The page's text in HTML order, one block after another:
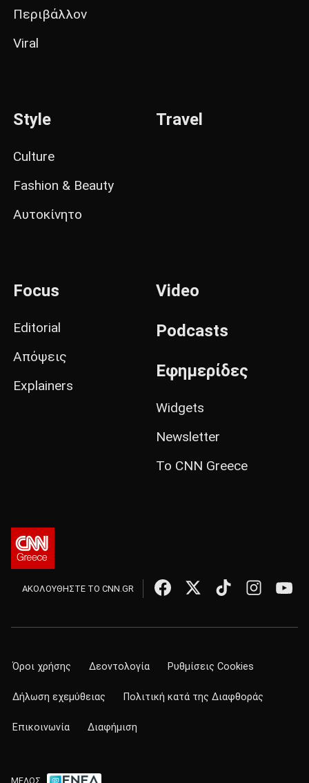
Περιβάλλον
Viral
Style
Culture
Fashion & Beauty
Αυτοκίνητο
Travel
Focus
Editorial
Απόψεις
Explainers
Video
Podcasts
Εφημερίδες
Widgets
Newsletter
Το CNN Greece
ΑΚΟΛΟΥΘΗΣΤΕ ΤΟ CNN.GR
Όροι χρήσης Δεοντολογία Ρυθμίσεις Cookies
Δήλωση εχεμύθειας Πολιτική κατά της Διαφθοράς
Επικοινωνία Διαφήμιση
ΜΕΛΟΣ